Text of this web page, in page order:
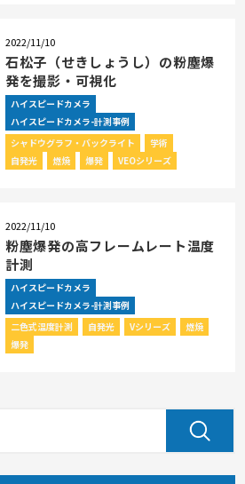
2022/11/10
石松子（せきしょうし）の粉塵爆
発を撮影・可視化
ハイスピードカメラ
ハイスピードカメラ-計測事例
シャドウグラフ・バックライト
学術
自発光
燃焼 爆発 VEOシリーズ
2022/11/10
粉塵爆発の高フレームレート温度
計測
ハイスピードカメラ
ハイスピードカメラ-計測事例
二色式温度計測
自発光 Vシリーズ
燃焼
爆発